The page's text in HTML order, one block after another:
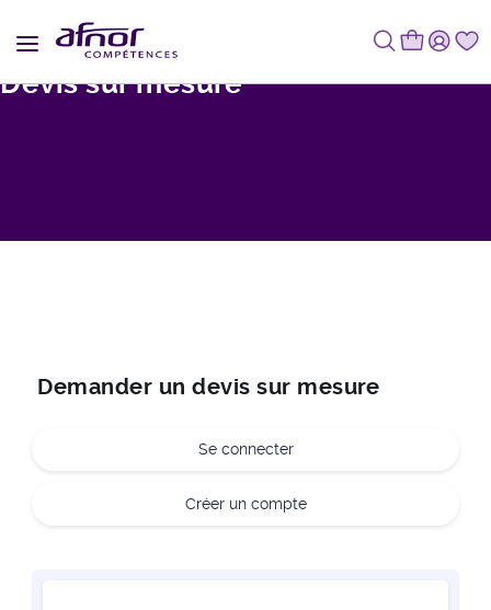
Devis sur mesure
Demander un devis sur mesure
Se connecter
Créer un compte